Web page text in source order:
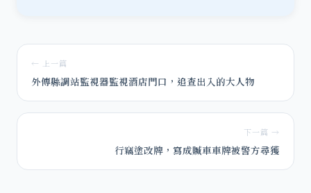
← 上一篇
外傳縣調站監視器監視酒店門口，追查出入的大人物
下一篇 →
行竊塗改牌，寫成贓車車牌被警方尋獲